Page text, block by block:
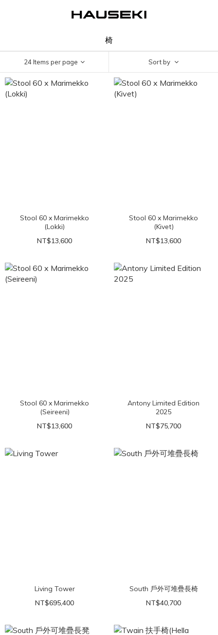
椅
24 Items per page Sort by
Stool 60 x Marimekko
(Lokki)
NT$13,600
Stool 60 x Marimekko
(Kivet)
NT$13,600
Stool 60 x Marimekko
(Seireeni)
NT$13,600
Antony Limited Edition
2025
NT$75,700
Living Tower
NT$695,400
South 戶外可堆疊長椅
NT$40,700